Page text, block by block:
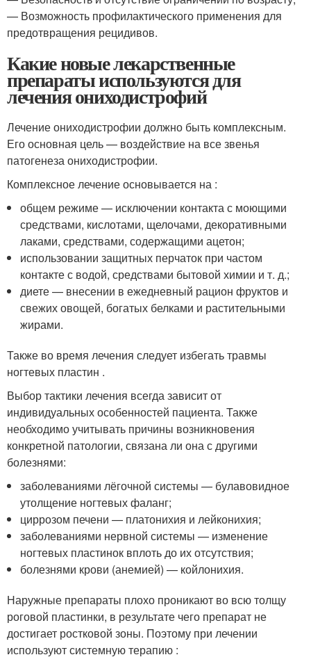
— Возможность профилактического применения для
предотвращения рецидивов.
Какие новые лекарственные
препараты используются для
лечения ониходистрофий
Лечение ониходистрофии должно быть комплексным.
Его основная цель — воздействие на все звенья
патогенеза ониходистрофии.
Комплексное лечение основывается на :
общем режиме — исключении контакта с моющими
средствами, кислотами, щелочами, декоративными
лаками, средствами, содержащими ацетон;
использовании защитных перчаток при частом
контакте с водой, средствами бытовой химии и т. д.;
диете — внесении в ежедневный рацион фруктов и
свежих овощей, богатых белками и растительными
жирами.
Также во время лечения следует избегать травмы
ногтевых пластин .
Выбор тактики лечения всегда зависит от
индивидуальных особенностей пациента. Также
необходимо учитывать причины возникновения
конкретной патологии, связана ли она с другими
болезнями:
заболеваниями лёгочной системы — булавовидное
утолщение ногтевых фаланг;
циррозом печени — платонихия и лейконихия;
заболеваниями нервной системы — изменение
ногтевых пластинок вплоть до их отсутствия;
болезнями крови (анемией) — койлонихия.
Наружные препараты плохо проникают во всю толщу
роговой пластинки, в результате чего препарат не
достигает ростковой зоны. Поэтому при лечении
используют системную терапию :